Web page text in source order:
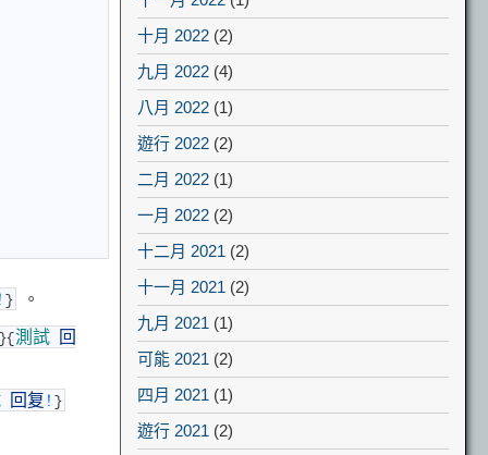
} 。
{測試 回
回复 ! }
十月 2022 (2)
九月 2022 (4)
八月 2022 (1)
遊行 2022 (2)
二月 2022 (1)
一月 2022 (2)
十二月 2021 (2)
十一月 2021 (2)
九月 2021 (1)
可能 2021 (2)
四月 2021 (1)
遊行 2021 (2)